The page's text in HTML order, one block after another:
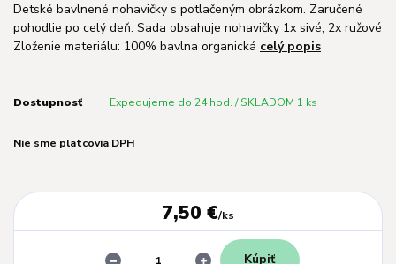
Detské bavlnené nohavičky s potlačeným obrázkom. Zaručené
pohodlie po celý deň. Sada obsahuje nohavičky 1x sivé, 2x ružové
Zloženie materiálu: 100% bavlna organická celý popis
Dostupnosť Expedujeme do 24 hod. / SKLADOM 1 ks
Nie sme platcovia DPH
7,50 €/ks
Kúpiť